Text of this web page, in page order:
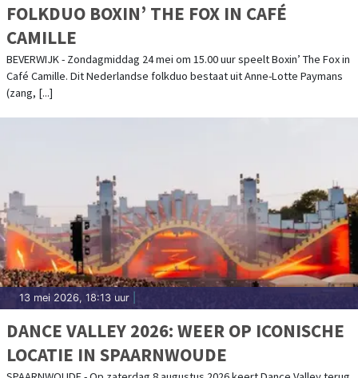
FOLKDUO BOXIN’ THE FOX IN CAFÉ
CAMILLE
BEVERWIJK - Zondagmiddag 24 mei om 15.00 uur speelt Boxin’ The Fox in
Café Camille. Dit Nederlandse folkduo bestaat uit Anne-Lotte Paymans
(zang, [...]
13 mei 2026, 18:13 uur
DANCE VALLEY 2026: WEER OP ICONISCHE
LOCATIE IN SPAARNWOUDE